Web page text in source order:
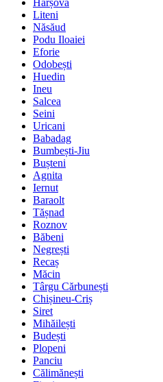
Hârșova
Liteni
Năsăud
Podu Iloaiei
Eforie
Odobești
Huedin
Ineu
Salcea
Seini
Uricani
Babadag
Bumbești-Jiu
Bușteni
Agnita
Iernut
Baraolt
Tășnad
Roznov
Băbeni
Negrești
Recaș
Măcin
Târgu Cărbunești
Chișineu-Criș
Siret
Mihăilești
Budești
Plopeni
Panciu
Călimănești